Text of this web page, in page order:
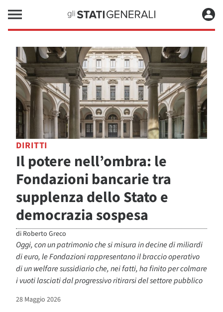
DIRITTI
Il potere nell’ombra: le
Fondazioni bancarie tra
supplenza dello Stato e
democrazia sospesa
di Roberto Greco
Oggi, con un patrimonio che si misura in decine di miliardi
di euro, le Fondazioni rappresentano il braccio operativo
di un welfare sussidiario che, nei fatti, ha finito per colmare
i vuoti lasciati dal progressivo ritirarsi del settore pubblico
28 Maggio 2026